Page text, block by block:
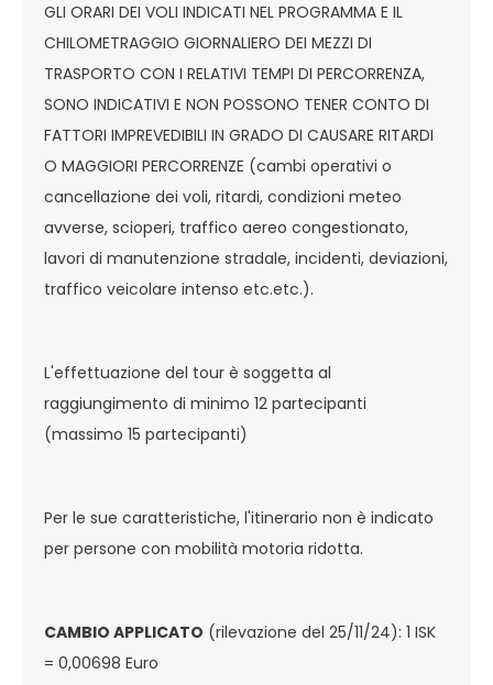
GLI ORARI DEI VOLI INDICATI NEL PROGRAMMA E IL
CHILOMETRAGGIO GIORNALIERO DEI MEZZI DI
TRASPORTO CON I RELATIVI TEMPI DI PERCORRENZA,
SONO INDICATIVI E NON POSSONO TENER CONTO DI
FATTORI IMPREVEDIBILI IN GRADO DI CAUSARE RITARDI
O MAGGIORI PERCORRENZE (cambi operativi o
cancellazione dei voli, ritardi, condizioni meteo
avverse, scioperi, traffico aereo congestionato,
lavori di manutenzione stradale, incidenti, deviazioni,
traffico veicolare intenso etc.etc.).
L'effettuazione del tour è soggetta al
raggiungimento di minimo 12 partecipanti
(massimo 15 partecipanti)
Per le sue caratteristiche, l'itinerario non è indicato
per persone con mobilità motoria ridotta.
CAMBIO APPLICATO (rilevazione del 25/11/24): 1 ISK
= 0,00698 Euro